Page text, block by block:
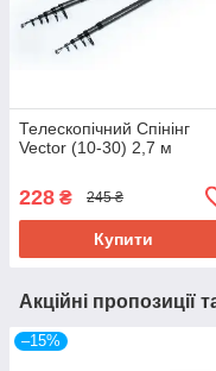
Телескопічний Спінінг
Vector (10-30) 2,7 м
228 ₴ 245 ₴
Купити
Акційні пропозиції
–15%